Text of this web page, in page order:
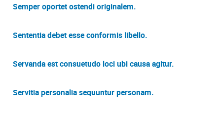
Semper oportet ostendi originalem.
Sententia debet esse conformis libello.
Servanda est consuetudo loci ubi causa agitur.
Servitia personalia sequuntur personam.